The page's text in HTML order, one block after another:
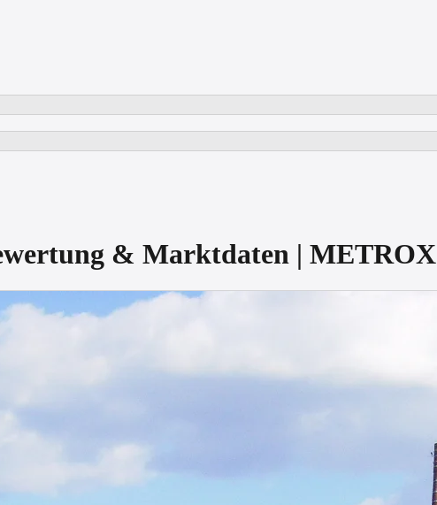
& Marktdaten | METROX